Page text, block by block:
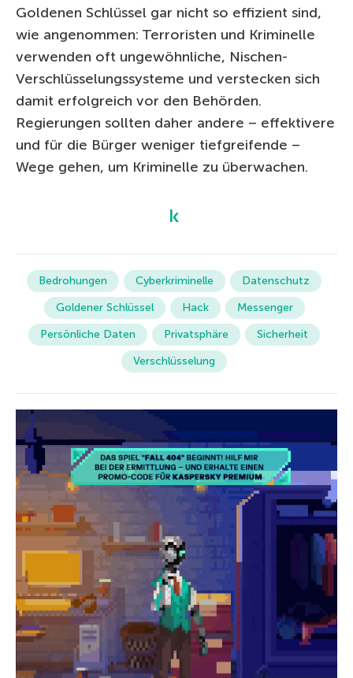
Goldenen Schlüssel gar nicht so effizient sind,
wie angenommen: Terroristen und Kriminelle
verwenden oft ungewöhnliche, Nischen-
Verschlüsselungssysteme und verstecken sich
damit erfolgreich vor den Behörden.
Regierungen sollten daher andere – effektivere
und für die Bürger weniger tiefgreifende –
Wege gehen, um Kriminelle zu überwachen.
Bedrohungen Cyberkriminelle
Datenschutz
Goldener Schlüssel
Hack
Messenger
Persönliche Daten
Privatsphäre
Sicherheit
Verschlüsselung